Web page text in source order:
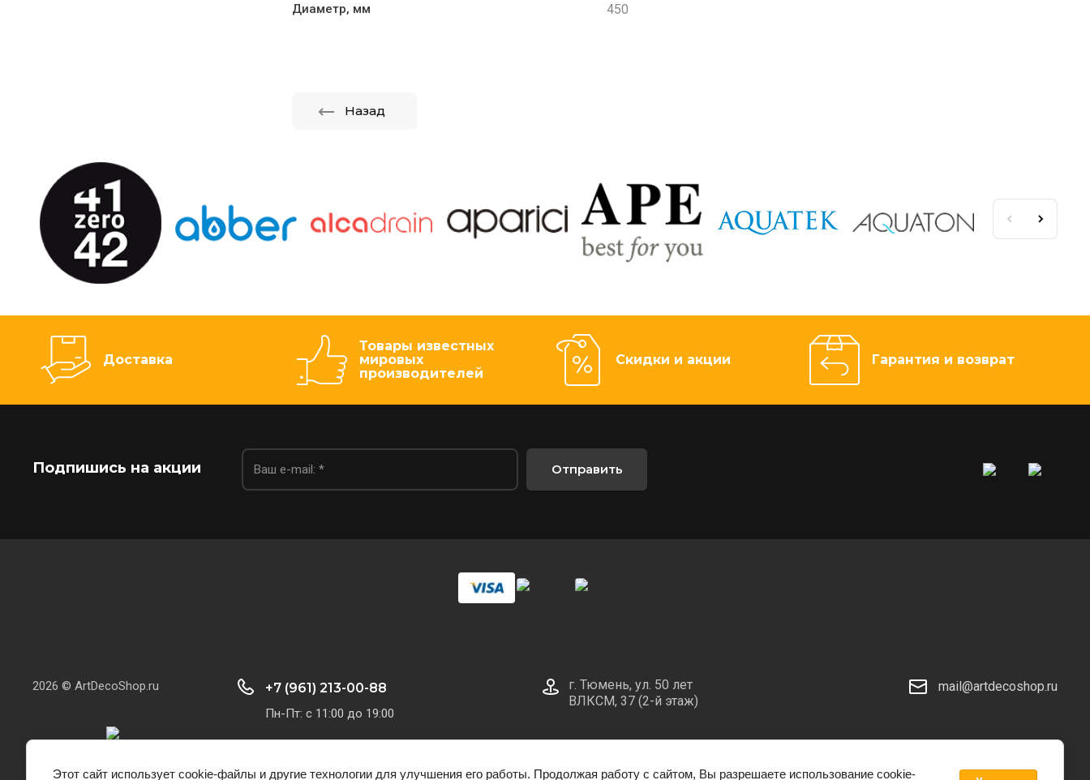
Диаметр, мм 450
Назад
Доставка
Товары известных
мировых
производителей
Скидки и акции Гарантия и возврат
Подпишись на акции Отправить
2026 © ArtDecoShop.ru +7 (961) 213-00-88
Пн-Пт: с 11:00 до 19:00
г. Тюмень, ул. 50 лет
ВЛКСМ, 37 (2-й этаж)
mail@artdecoshop.ru
Этот сайт использует cookie-файлы и другие технологии для улучшения его работы. Продолжая работу с сайтом, Вы разрешаете использование cookie-